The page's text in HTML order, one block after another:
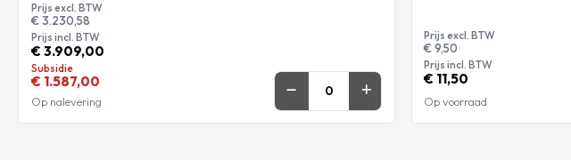
Prijs excl. BTW
€ 3.230,58
Prijs incl. BTW
€ 3.909,00
Subsidie
€ 1.587,00
Op nalevering
Prijs excl. BTW
€ 9,50
Prijs incl. BTW
€ 11,50
Op voorraad